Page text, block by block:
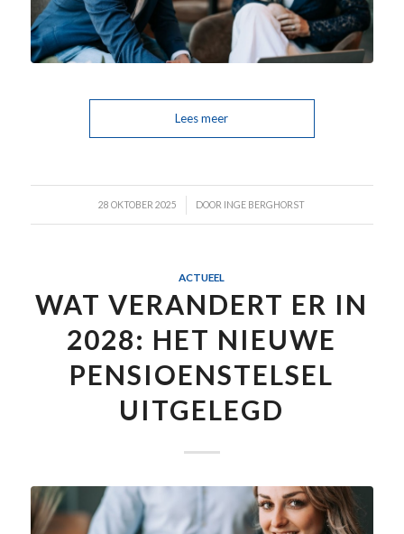
Lees meer
28 OKTOBER 2025
/ DOOR INGE BERGHORST
ACTUEEL
WAT VERANDERT ER IN
2028: HET NIEUWE
PENSIOENSTELSEL
UITGELEGD